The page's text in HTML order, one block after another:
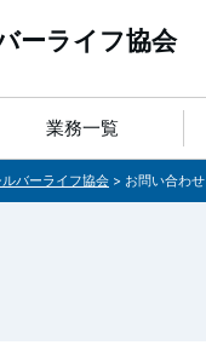
ーライフ協会
業務一覧
バーライフ協会 > お問い合わせ